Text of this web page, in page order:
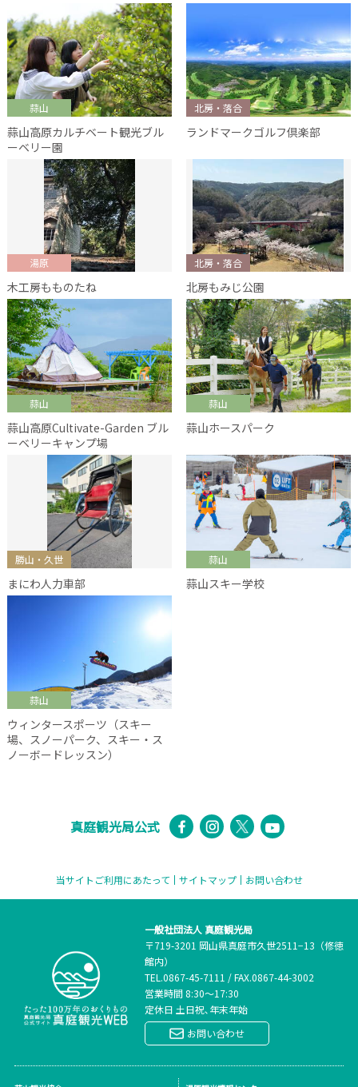
蒜山
蒜山高原カルチベート観光ブル
ーベリー園
北房・落合
ランドマークゴルフ倶楽部
湯原
木工房もものたね
北房・落合
北房もみじ公園
蒜山
蒜山高原Cultivate-Garden ブル
ーベリーキャンプ場
蒜山
蒜山ホースパーク
勝山・久世
まにわ人力車部
蒜山
蒜山スキー学校
蒜山
ウィンタースポーツ（スキー
場、スノーパーク、スキー・ス
ノーボードレッスン）
真庭観光局公式
当サイトご利用にあたって サイトマップ お問い合わせ
一般社団法人 真庭観光局
〒719-3201 岡山県真庭市久世2511−13（修徳
館内）
TEL.0867-45-7111 /FAX.0867-44-3002
営業時間 8:30～17:30
定休日 土日祝､年末年始
お問い合わせ